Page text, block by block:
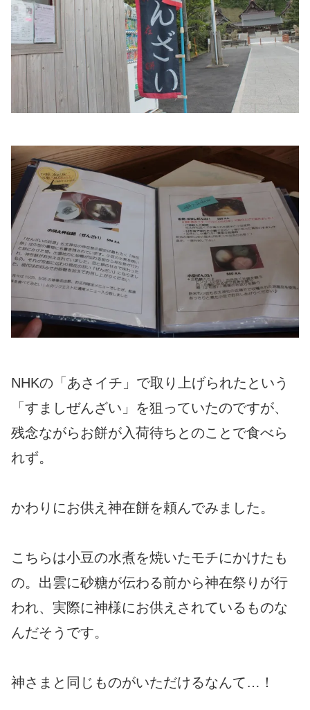
NHKの「あさイチ」で取り上げられたという
「すましぜんざい」を狙っていたのですが、
残念ながらお餅が入荷待ちとのことで食べら
れず。
かわりにお供え神在餅を頼んでみました。
こちらは小豆の水煮を焼いたモチにかけたも
の。出雲に砂糖が伝わる前から神在祭りが行
われ、実際に神様にお供えされているものな
んだそうです。
神さまと同じものがいただけるなんて…！